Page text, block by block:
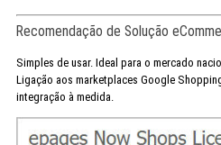
Recomendação de Solução
Simples de usar. Ideal para o mercado
Ligação aos marketplaces Google
integração à medida.